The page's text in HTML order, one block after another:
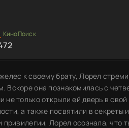
к своему брату, Лорел
она познакомилась с
только открыли ей дверь в
а также посвятили в секреты
Лорел осознала, что